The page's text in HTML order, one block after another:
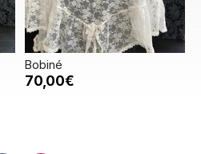
Bobiné
70,00€